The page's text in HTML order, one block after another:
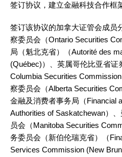
签订协议，建立金融科技合作框
签订该协议的加拿大证管会成员
察委员会（Ontario Securities
局（魁北克省）（Autorité des
(Québec)）、英属哥伦比亚省
Columbia Securities
察委员会（Alberta Securities
金融及消费者事务局（Financial
Authorities of Saskatchewan）
员会（Manitoba Securities
务委员会（新伯伦瑞克省）（
Services Commission (New